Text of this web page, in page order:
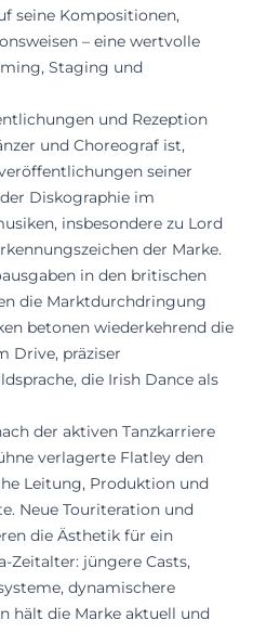
seine Kompositionen,
– eine wertvolle
Staging und
und Rezeption
und Choreograf ist,
seiner
Diskographie im
insbesondere zu Lord
der Marke.
in den britischen
die Marktdurchdringung
betonen wiederkehrend die
Drive, präziser
die Irish Dance als
der aktiven Tanzkarriere
verlagerte Flatley den
Leitung, Produktion und
Neue Touriteration und
die Ästhetik für ein
Zeitalter: jüngere Casts,
dynamischere
hält die Marke aktuell und